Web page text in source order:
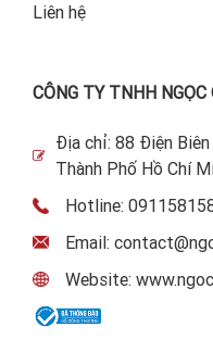
Liên hệ
CÔNG TY TNHH NGỌC
Địa chỉ: 88 Điện
Thành Phố Hồ Chí
Hotline:
Email:
Website: